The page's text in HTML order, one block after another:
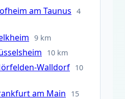
am Taunus 4
9 km
10 km
Walldorf 10
am Main
15